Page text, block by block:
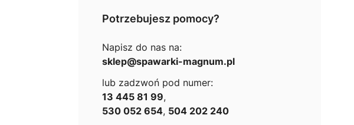
Potrzebujesz pomocy?
Napisz do nas na:
sklep@spawarki-magnum.pl
lub zadzwoń pod numer:
13 445 81 99,
530 052 654, 504 202 240